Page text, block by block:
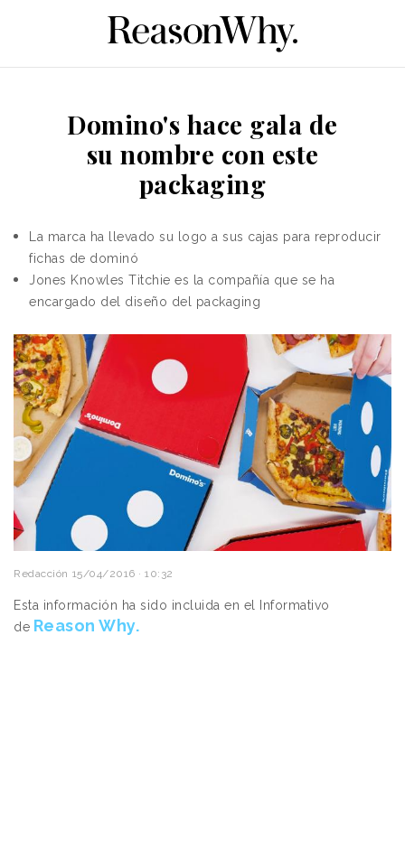
Domino's hace gala de
su nombre con este
packaging
La marca ha llevado su logo a sus cajas para reproducir
fichas de dominó
Jones Knowles Titchie es la compañía que se ha
encargado del diseño del packaging
Redacción 15/04/2016 · 10:32
Esta información ha sido incluida en el Informativo
de Reason Why.